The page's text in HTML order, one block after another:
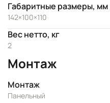
Габаритные размеры, мм
142×100×110
Вес нетто, кг
2
Монтаж
Монтаж
Панельный